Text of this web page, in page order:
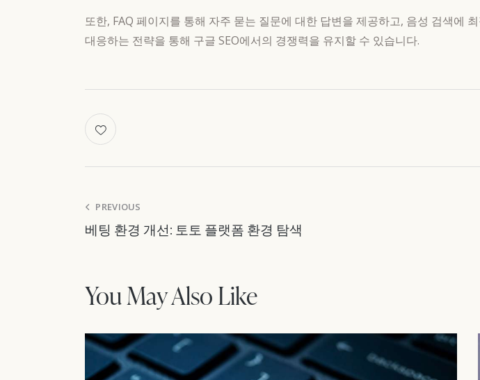
또한, FAQ 페이지를 통해 자주 묻는 질문에 대한 답변을 제공하고, 음성 검색에
대응하는 전략을 통해 구글 SEO에서의 경쟁력을 유지할 수 있습니다.
Post
navigation
PREVIOUS
베팅 환경 개선: 토토 플랫폼 환경 탐색
You May Also Like